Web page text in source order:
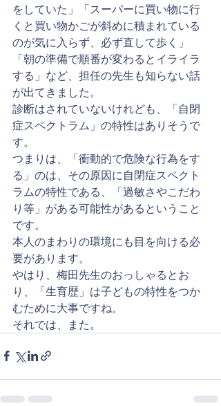
をしていた」「スーパーに買い物に行
くと買い物かごが斜めに積まれている
のが気に入らず、必ず直して歩く」
「朝の準備で順番が変わるとイライラ
する」など、担任の先生も知らない話
が出てきました。
診断はされていないけれども、「自閉
症スペクトラム」の特性はありそうで
す。
つまりは、「衝動的で危険な行為をす
る」のは、その原因に自閉症スペクト
ラムの特性である、「過敏さやこだわ
り等」がある可能性があるということ
です。
本人のまわりの環境にも目を向ける必
要があります。
やはり、梅田先生のおっしゃるとお
り、「生育歴」は子どもの特性をつか
むために大事ですね。
それでは、また。